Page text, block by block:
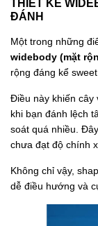
THIẾT KẾ
ĐÁNH
Một trong những
widebody (mặt
rộng đáng kể sweet
Điều này khiến cây
khi bạn đánh lệch
soát quá nhiều.
chưa đạt độ chính
Không chỉ vậy,
dễ điều hướng và